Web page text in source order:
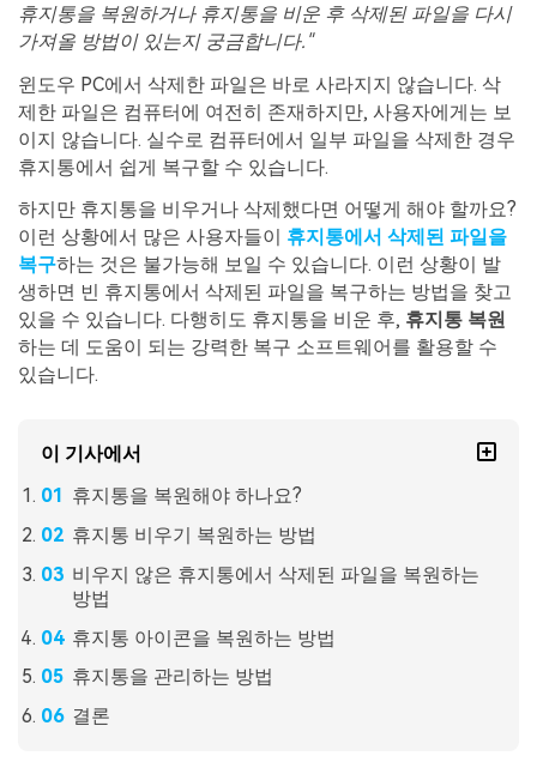
휴지통을 복원하거나 휴지통을 비운 후 삭제된 파일을 다시
가져올 방법이 있는지 궁금합니다."
윈도우 PC에서 삭제한 파일은 바로 사라지지 않습니다. 삭
제한 파일은 컴퓨터에 여전히 존재하지만, 사용자에게는 보
이지 않습니다. 실수로 컴퓨터에서 일부 파일을 삭제한 경우
휴지통에서 쉽게 복구할 수 있습니다.
하지만 휴지통을 비우거나 삭제했다면 어떻게 해야 할까요?
이런 상황에서 많은 사용자들이 휴지통에서 삭제된 파일을
복구하는 것은 불가능해 보일 수 있습니다. 이런 상황이 발
생하면 빈 휴지통에서 삭제된 파일을 복구하는 방법을 찾고
있을 수 있습니다. 다행히도 휴지통을 비운 후, 휴지통 복원
하는 데 도움이 되는 강력한 복구 소프트웨어를 활용할 수
있습니다.
이 기사에서
휴지통을 복원해야 하나요?
휴지통 비우기 복원하는 방법
비우지 않은 휴지통에서 삭제된 파일을 복원하는
방법
휴지통 아이콘을 복원하는 방법
휴지통을 관리하는 방법
결론